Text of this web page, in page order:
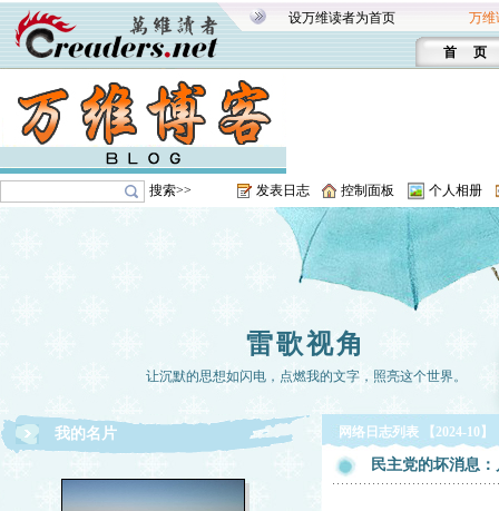
设万维读者为首页 万维
首 页
搜索>> 发表日志 控制面板 个人相册
雷歌视角
让沉默的思想如闪电，点燃我的文字，照亮这个世界。
我的名片 网络日志列表 【2024-10】
民主党的坏消息